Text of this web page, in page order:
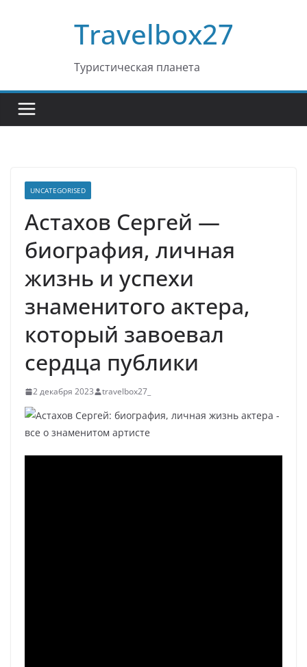
Travelbox27
Туристическая планета
UNCATEGORISED
Астахов Сергей —
биография, личная
жизнь и успехи
знаменитого актера,
который завоевал
сердца публики
2 декабря 2023 travelbox27_